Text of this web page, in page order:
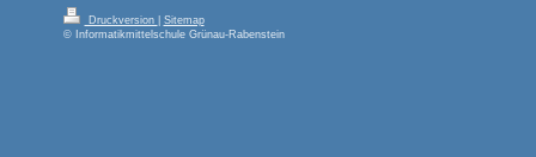
Druckversion
Sitemap
© Informatikmittelschule Grünau-Rabenstein